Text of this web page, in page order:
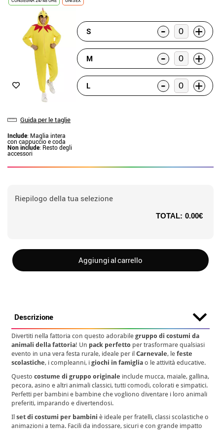
Guida per le taglie
Include: Maglia intera
con cappuccio e coda
Non include: Resto degli
accessori
S - +
M - +
L - +
Riepilogo della tua selezione
TOTAL: 0.00€
Aggiungi al carrello
Descrizione
Divertiti nella fattoria con questo adorabilegruppo di costumi da
animali della fattoria! Un pack perfetto per trasformare qualsiasi
evento in una vera festa rurale, ideale per ilCarnevale, lefeste
scolastiche, i compleanni, igiochi in famiglia o le attività educative.
Questocostume di gruppo originale include mucca, maiale, gallina,
pecora, asino e altri animali classici, tutti comodi, colorati e simpatici.
Perfetti per bambini e bambine che vogliono diventare i loro animali
preferiti, imparando e divertendosi.
Ilset di costumi per bambini è ideale per fratelli, classi scolastiche o
animazioni a tema. Facili da indossare, sicuri e con grande impatto